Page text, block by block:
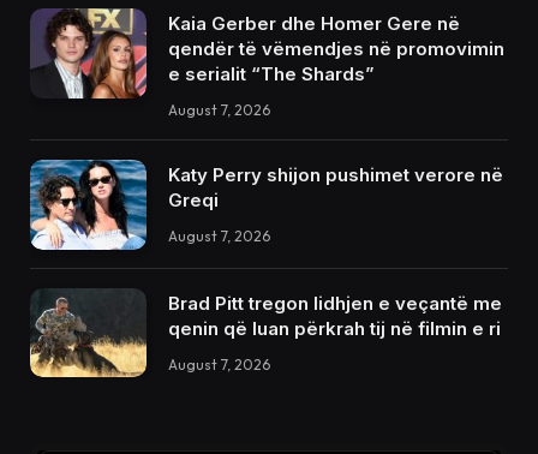
Kaia Gerber dhe Homer Gere në
qendër të vëmendjes në promovimin
e serialit “The Shards”
August 7, 2026
Katy Perry shijon pushimet verore në
Greqi
August 7, 2026
Brad Pitt tregon lidhjen e veçantë me
qenin që luan përkrah tij në filmin e ri
August 7, 2026